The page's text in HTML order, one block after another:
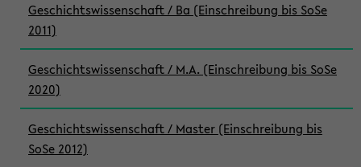
Geschichtswissenschaft / Ba (Einschreibung bis SoSe
2011)
Geschichtswissenschaft / M.A. (Einschreibung bis SoSe
2020)
Geschichtswissenschaft / Master (Einschreibung bis
SoSe 2012)